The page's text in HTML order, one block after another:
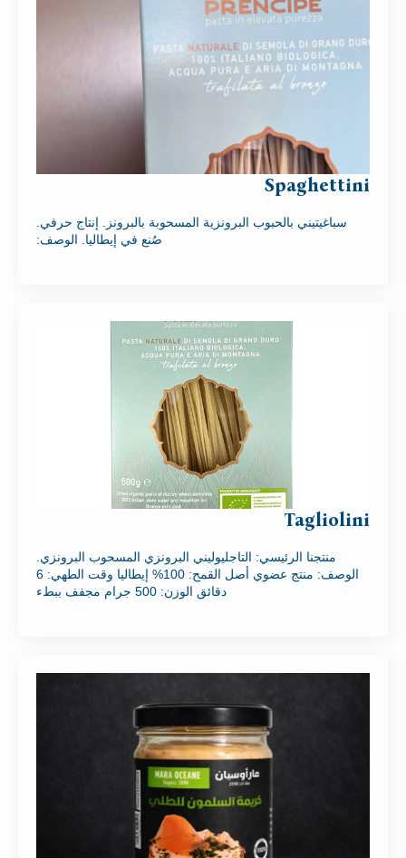
Spaghettini
سباغيتيني بالحبوب البرونزية المسحوبة بالبرونز. إنتاج حرفي.
صُنع في إيطاليا. الوصف:
Tagliolini
منتجنا الرئيسي: التاجليوليني البرونزي المسحوب البرونزي.
الوصف: منتج عضوي أصل القمح: 100% إيطاليا وقت الطهي: 6
دقائق الوزن: 500 جرام مجفف ببطء